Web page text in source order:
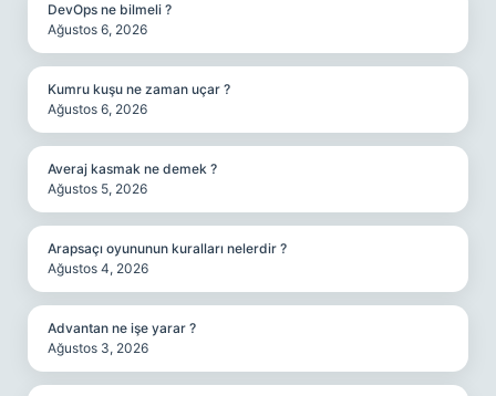
DevOps ne bilmeli ?
Ağustos 6, 2026
Kumru kuşu ne zaman uçar ?
Ağustos 6, 2026
Averaj kasmak ne demek ?
Ağustos 5, 2026
Arapsaçı oyununun kuralları nelerdir ?
Ağustos 4, 2026
Advantan ne işe yarar ?
Ağustos 3, 2026